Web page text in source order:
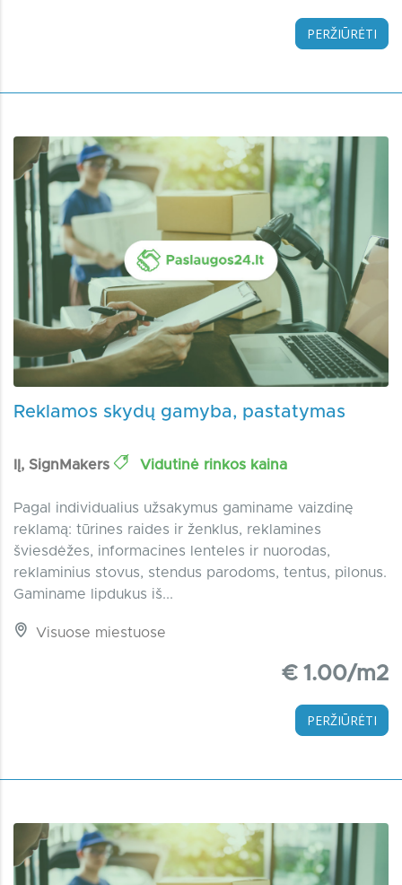
PERŽIŪRĖTI
Reklamos skydų gamyba, pastatymas
IĮ, SignMakers Vidutinė rinkos kaina
Pagal individualius užsakymus gaminame vaizdinę
reklamą: tūrines raides ir ženklus, reklamines
šviesdėžes, informacines lenteles ir nuorodas,
reklaminius stovus, stendus parodoms, tentus, pilonus.
Gaminame lipdukus iš...
Visuose miestuose
€ 1.00/m2
PERŽIŪRĖTI